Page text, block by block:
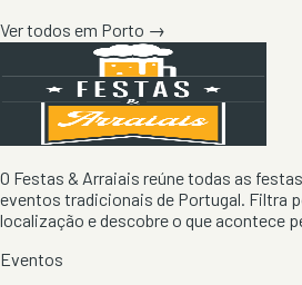
Ver todos em Porto →
O Festas & Arraiais reúne todas as
eventos tradicionais de Portugal. Filtra
localização e descobre o que acontece
Eventos